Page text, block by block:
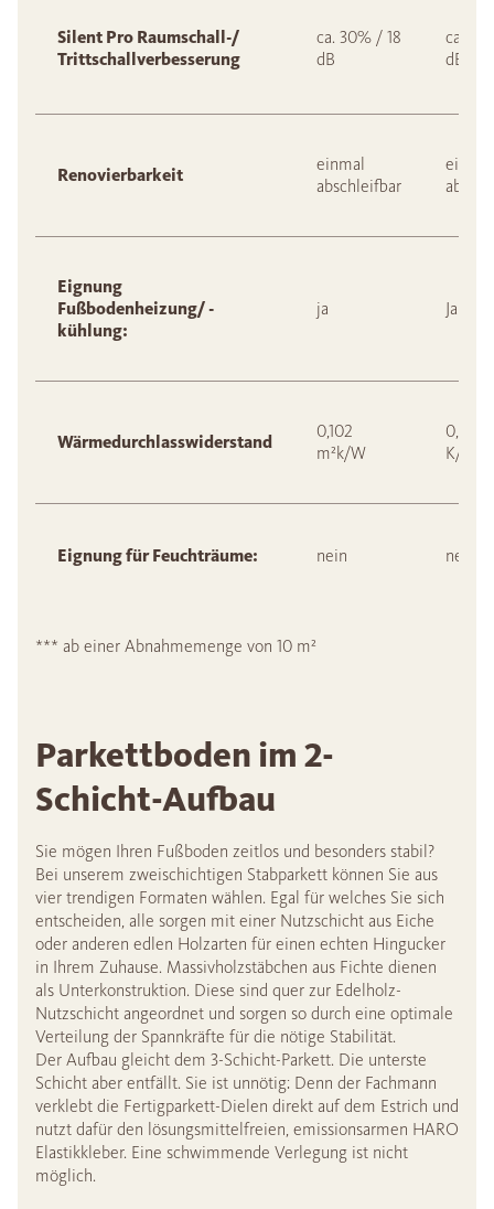
Silent Pro Raumschall-/
Trittschallverbesserung
ca. 30% / 18
dB
ca.
dB
Renovierbarkeit
einmal
abschleifbar
einmal
Eignung
Fußbodenheizung/ -
kühlung:
ja Ja
Wärmedurchlasswiderstand
0,102
m²k/W
0,071
K/W
Eignung für Feuchträume: nein nein
*** ab einer Abnahmemenge von 10 m²
Parkettboden im 2-
Schicht-Aufbau
Sie mögen Ihren Fußboden zeitlos und besonders stabil?
Bei unserem zweischichtigen Stabparkett können Sie aus
vier trendigen Formaten wählen. Egal für welches Sie sich
entscheiden, alle sorgen mit einer Nutzschicht aus Eiche
oder anderen edlen Holzarten für einen echten Hingucker
in Ihrem Zuhause. Massivholzstäbchen aus Fichte dienen
als Unterkonstruktion. Diese sind quer zur Edelholz-
Nutzschicht angeordnet und sorgen so durch eine optimale
Verteilung der Spannkräfte für die nötige Stabilität.
Der Aufbau gleicht dem 3-Schicht-Parkett. Die unterste
Schicht aber entfällt. Sie ist unnötig: Denn der Fachmann
verklebt die Fertigparkett-Dielen direkt auf dem Estrich und
nutzt dafür den lösungsmittelfreien, emissionsarmen HARO
Elastikkleber. Eine schwimmende Verlegung ist nicht
möglich.